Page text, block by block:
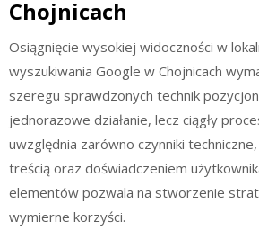
Chojnicach
Osiągnięcie wysokiej widoczności w
wyszukiwania Google w Chojnicach
szeregu sprawdzonych technik
jednorazowe działanie, lecz ciągły
uwzględnia zarówno czynniki
treścią oraz doświadczeniem
elementów pozwala na stworzenie
wymierne korzyści.